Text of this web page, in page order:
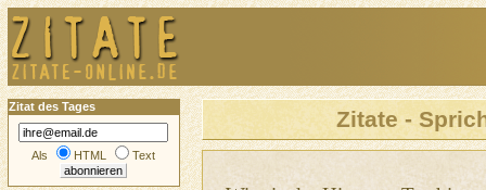
Zitate -
Zitat des Tages
Als HTML Text